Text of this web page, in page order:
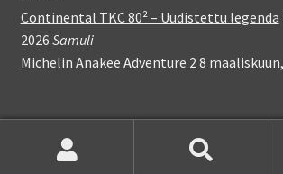
Continental TKC 80² – Uudistettu legenda
2026 Samuli
Michelin Anakee Adventure 28